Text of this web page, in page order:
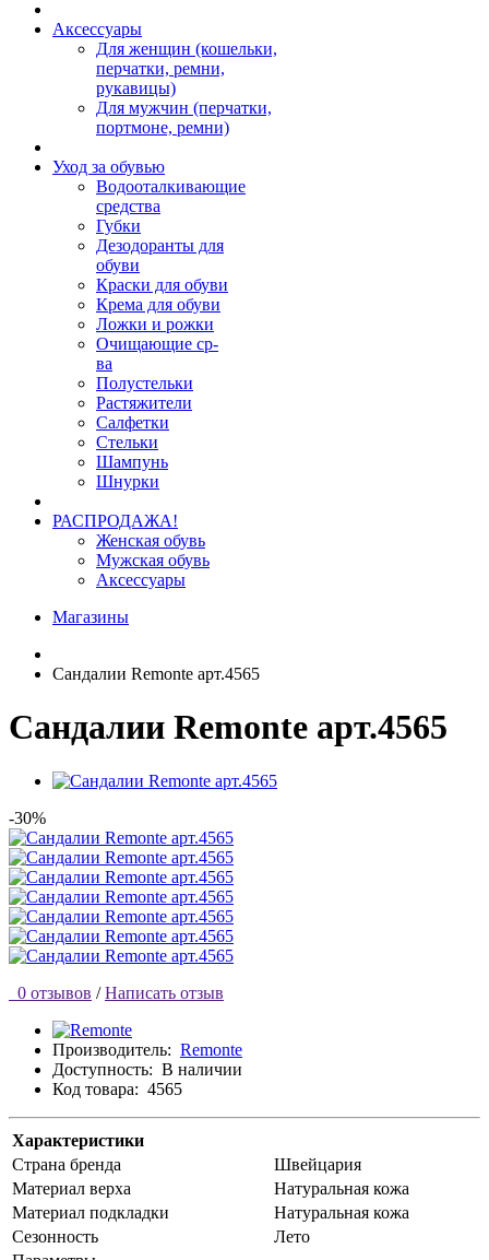
Аксессуары
Для женщин (кошельки,
перчатки, ремни,
рукавицы)
Для мужчин (перчатки,
портмоне, ремни)
Уход за обувью
Водооталкивающие
средства
Губки
Дезодоранты для
обуви
Краски для обуви
Крема для обуви
Ложки и рожки
Очищающие ср-
ва
Полустельки
Растяжители
Салфетки
Стельки
Шампунь
Шнурки
РАСПРОДАЖА!
Женская обувь
Мужская обувь
Аксессуары
Магазины
Сандалии Remonte арт.4565
Сандалии Remonte арт.4565
-30%
0 отзывов / Написать отзыв
Производитель: Remonte
Доступность: В наличии
Код товара: 4565
Характеристики
Страна бренда
Швейцария
Материал верха
Натуральная кожа
Материал подкладки
Натуральная кожа
Сезонность
Лето